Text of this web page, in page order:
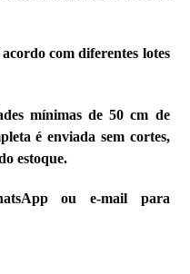
com diferentes lotes
mínimas de 50 cm de
é enviada sem cortes,
estoque.
ou e-mail para